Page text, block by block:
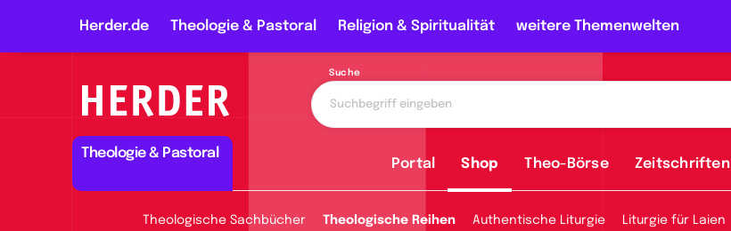
Herder.de Theologie & Pastoral Religion & Spiritualität weitere Themenwelten
Suche
Theologie & Pastoral
Portal Shop Theo-Börse Zeitschriften
Theologische Sachbücher Theologische Reihen Authentische Liturgie Liturgie für Laien